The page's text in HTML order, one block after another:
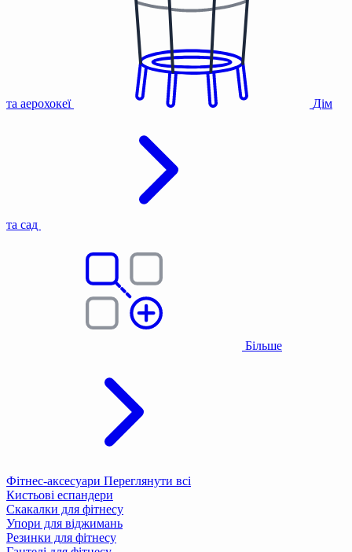
та аерохокеї Дім
та сад
Більше
Фітнес-аксесуари Переглянути всі
Кистьові еспандери
Скакалки для фітнесу
Упори для віджимань
Резинки для фітнесу